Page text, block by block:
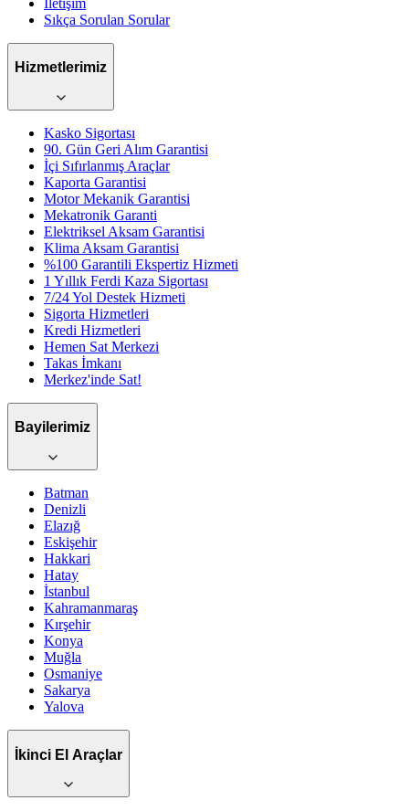
Sıkça Sorulan Sorular
Hizmetlerimiz
Kasko Sigortası
90. Gün Geri Alım Garantisi
İçi Sıfırlanmış Araçlar
Kaporta Garantisi
Motor Mekanik Garantisi
Mekatronik Garanti
Elektriksel Aksam Garantisi
Klima Aksam Garantisi
%100 Garantili Ekspertiz Hizmeti
1 Yıllık Ferdi Kaza Sigortası
7/24 Yol Destek Hizmeti
Sigorta Hizmetleri
Kredi Hizmetleri
Hemen Sat Merkezi
Takas İmkanı
Merkez'inde Sat!
Bayilerimiz
Batman
Denizli
Elazığ
Eskişehir
Hakkari
Hatay
İstanbul
Kahramanmaraş
Kırşehir
Konya
Muğla
Osmaniye
Sakarya
Yalova
İkinci El Araçlar